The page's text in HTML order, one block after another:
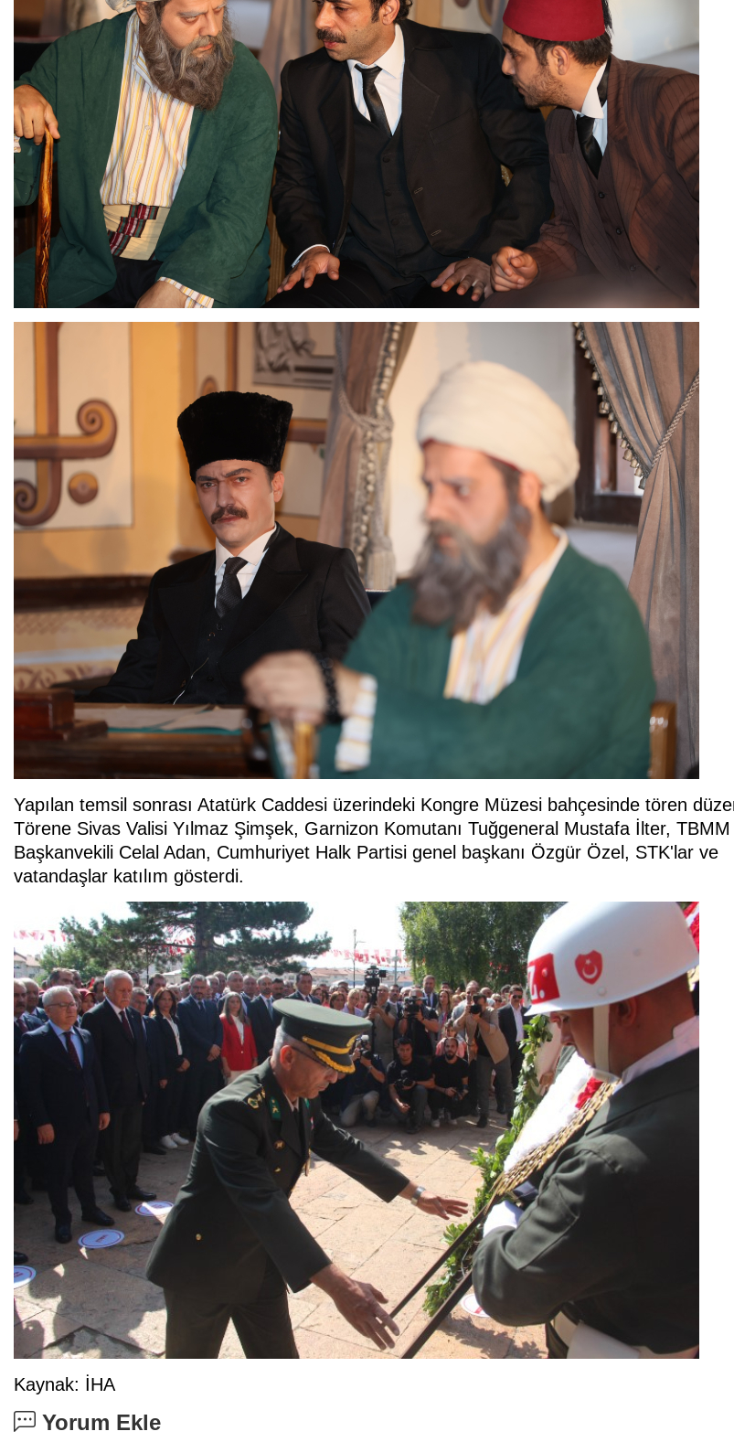
Yapılan temsil sonrası Atatürk Caddesi üzerindeki Kongre Müzesi bahçesinde tören
Törene Sivas Valisi Yılmaz Şimşek, Garnizon Komutanı Tuğgeneral Mustafa İlter, TBMM
Başkanvekili Celal Adan, Cumhuriyet Halk Partisi genel başkanı Özgür Özel, STK'lar ve
vatandaşlar katılım gösterdi.
Kaynak: İHA
Yorum Ekle